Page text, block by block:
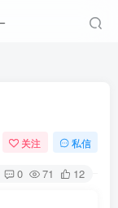
关注 私信
0 71 12